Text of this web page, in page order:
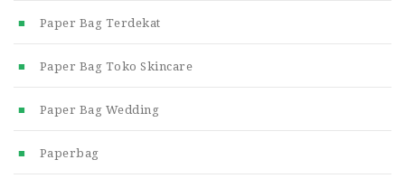
Paper Bag Terdekat
Paper Bag Toko Skincare
Paper Bag Wedding
Paperbag